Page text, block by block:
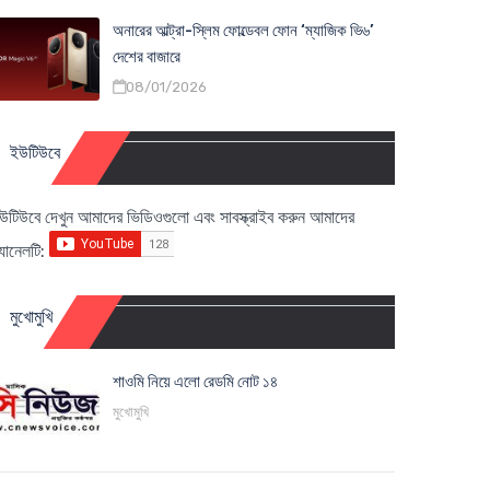
অনারের আল্ট্রা-স্লিম ফোল্ডেবল ফোন ‘ম্যাজিক ভি৬’
দেশের বাজারে
08/01/2026
ইউটিউবে
দেখুন আমাদের ভিডিওগুলো এবং সাবস্ক্রাইব করুন আমাদের
মুখোমুখি
শাওমি নিয়ে এলো রেডমি নোট ১৪
মুখোমুখি